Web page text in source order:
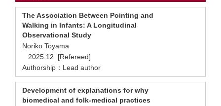
The Association Between Pointing and
Walking in Infants: A Longitudinal
Observational Study
Noriko Toyama
2025.12 [Refereed]
Authorship：Lead author
Development of explanations for why
biomedical and folk-medical practices